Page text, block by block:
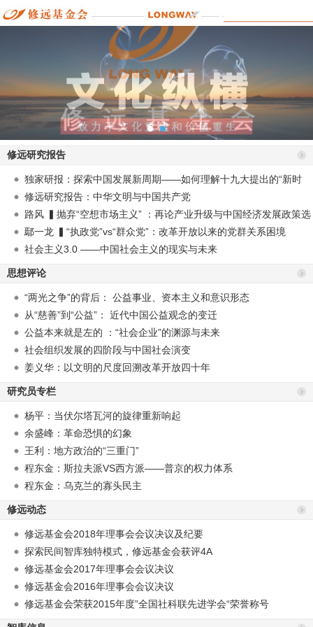
修远研究报告
独家研报：探索中国发展新周期——如何理解十九大提出的“新时
代”？
修远研究报告：中华文明与中国共产党
路风 ▍抛弃“空想市场主义” ：再论产业升级与中国经济发展政策选
择
鄢一龙 ▍“执政党”vs“群众党”：改革开放以来的党群关系困境
社会主义3.0 ——中国社会主义的现实与未来
思想评论
“两光之争”的背后： 公益事业、资本主义和意识形态
从“慈善”到“公益”： 近代中国公益观念的变迁
公益本来就是左的 ：“社会企业”的渊源与未来
社会组织发展的四阶段与中国社会演变
姜义华：以文明的尺度回溯改革开放四十年
研究员专栏
杨平：当伏尔塔瓦河的旋律重新响起
余盛峰：革命恐惧的幻象
王利：地方政治的“三重门”
程东金：斯拉夫派VS西方派——普京的权力体系
程东金：乌克兰的寡头民主
修远动态
修远基金会2018年理事会会议决议及纪要
探索民间智库独特模式，修远基金会获评4A
修远基金会2017年理事会会议决议
修远基金会2016年理事会会议决议
修远基金会荣获2015年度”全国社科联先进学会“荣誉称号